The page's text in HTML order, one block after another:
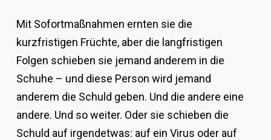
Mit Sofortmaßnahmen ernten sie die
kurzfristigen Früchte, aber die langfristigen
Folgen schieben sie jemand anderem in die
Schuhe – und diese Person wird jemand
anderem die Schuld geben. Und die andere eine
andere. Und so weiter. Oder sie schieben die
Schuld auf irgendetwas: auf ein Virus oder auf